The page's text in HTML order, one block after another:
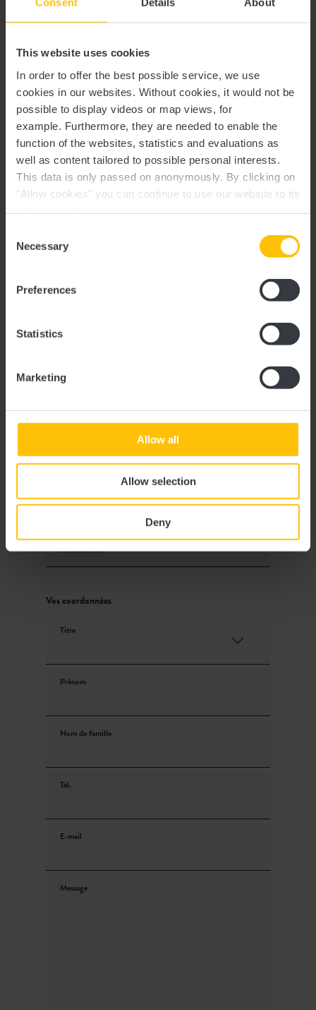
This website uses cookies
In order to offer the best possible service, we use
cookies in our websites. Without cookies, it would not be
possible to display videos or map views, for
example. Furthermore, they are needed to enable the
function of the websites, statistics and evaluations as
well as content tailored to possible personal interests.
This data is only passed on anonymously. By clicking on
"Allow cookies" you can continue to use our website to its
time.
Selection
Necessary
Preferences
Statistics
Marketing
Allow all
Allow selection
Deny
Afficher sur la carte
E-mail:
luxembourg@legere-hotelgroup.co
m
Web:
https://www.legere-hotelgroup.com
Vos données de voyage
Vos coordonnées
Titre
Prénom
Nom de famille
Tél.
E-mail
Message